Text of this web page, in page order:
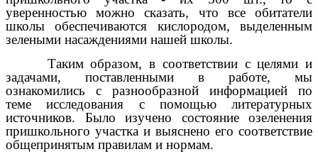
уверенностью можно сказать, что все обитатели
школы обеспечиваются кислородом, выделенным
зелеными насаждениями нашей школы.
Таким образом, в соответствии с целями и
задачами, поставленными в работе, мы
ознакомились с разнообразной информацией по
теме исследования с помощью литературных
источников. Было изучено состояние озеленения
пришкольного участка и выяснено его соответствие
общепринятым правилам и нормам.